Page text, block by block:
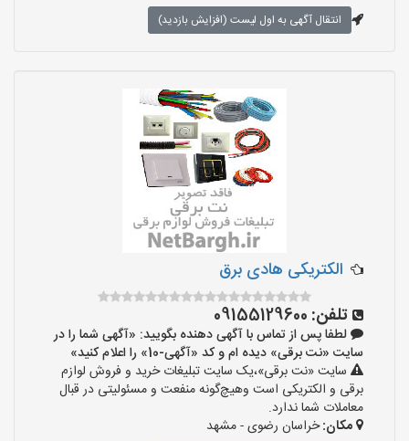
انتقال آگهی به اول لیست (افزایش بازدید)
الکتریکی هادی برق
تلفن: 09155129600
لطفا پس از تماس با آگهی دهنده بگویید: «آگهی شما را در
سایت «نت برقی» دیده ام و کد «آگهی-10» را اعلام کنید»
سایت «نت برقی»،یک سایت تبلیغات خرید و فروش لوازم
برقی و الکتریکی است وهیچ‌گونه منفعت و مسئولیتی در قبال
معاملات شما ندارد.
مکان:خراسان رضوی - مشهد